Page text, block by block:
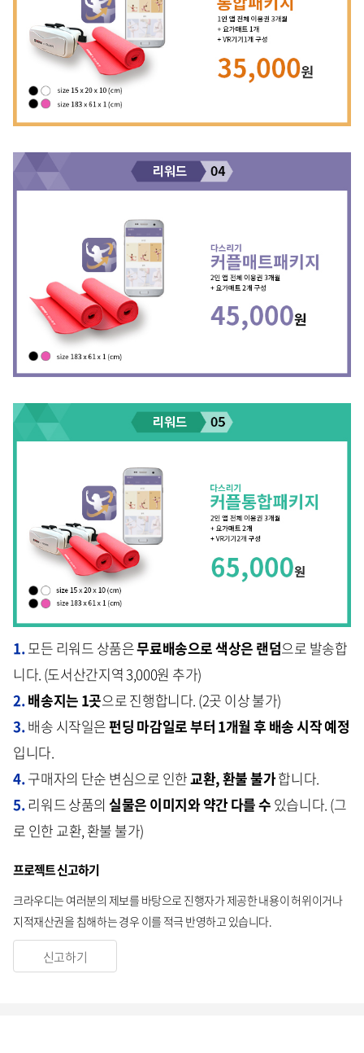
1.모든 리워드 상품은무료배송으로 색상은 랜덤으로 발송합
니다. (도서산간지역 3,000원 추가)
2.배송지는 1곳으로 진행합니다. (2곳 이상 불가)
3.배송 시작일은펀딩 마감일로 부터 1개월 후 배송 시작 예정
입니다.
4.구매자의 단순 변심으로 인한교환, 환불 불가합니다.
5.리워드 상품의 실물은 이미지와 약간 다를 수 있습니다. (그
로 인한 교환, 환불 불가)
프로젝트 신고하기
크라우디는 여러분의 제보를 바탕으로 진행자가 제공한 내용이 허위이거나
지적재산권을 침해하는 경우 이를 적극 반영하고 있습니다.
신고하기